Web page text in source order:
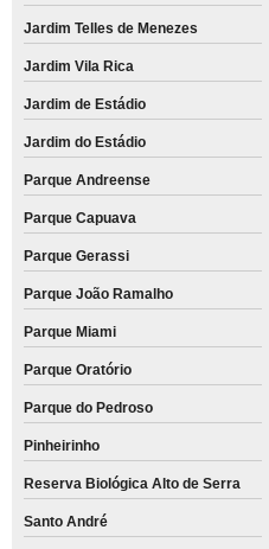
Jardim Telles de Menezes
Jardim Vila Rica
Jardim de Estádio
Jardim do Estádio
Parque Andreense
Parque Capuava
Parque Gerassi
Parque João Ramalho
Parque Miami
Parque Oratório
Parque do Pedroso
Pinheirinho
Reserva Biológica Alto de Serra
Santo André